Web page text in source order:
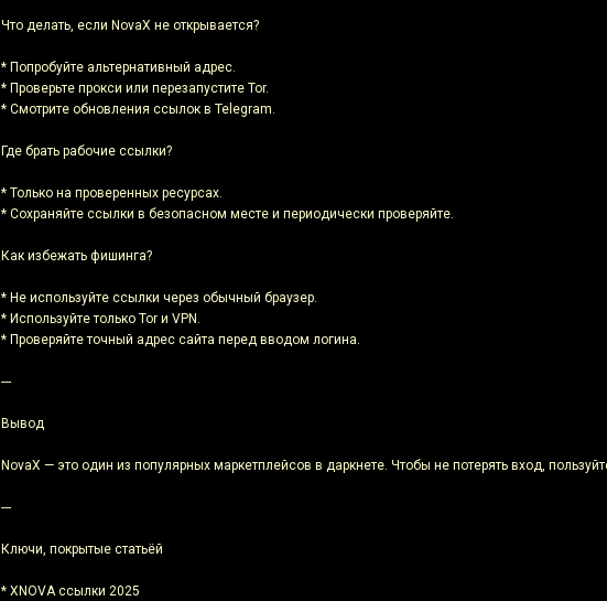
Что делать, если NovaX не открывается?
* Попробуйте альтернативный адрес.
* Проверьте прокси или перезапустите Tor.
* Смотрите обновления ссылок в Telegram.
Где брать рабочие ссылки?
* Только на проверенных ресурсах.
* Сохраняйте ссылки в безопасном месте и периодически проверяйте.
Как избежать фишинга?
* Не используйте ссылки через обычный браузер.
* Используйте только Tor и VPN.
* Проверяйте точный адрес сайта перед вводом логина.
---
Вывод
NovaX — это один из популярных маркетплейсов в даркнете. Чтобы не потерять вход,
---
Ключи, покрытые статьёй
* XNOVA ссылки 2025